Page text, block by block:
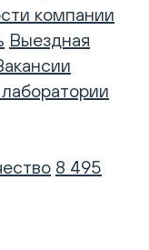
компании
Выездная
8 495